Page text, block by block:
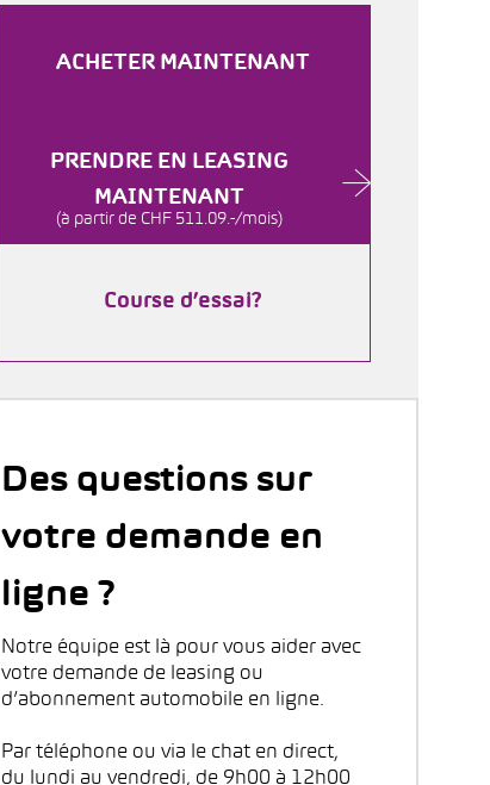
ACHETER MAINTENANT
PRENDRE EN LEASING
MAINTENANT
(à partir de CHF 511.09.-/mois)
Course d’essai?
Des questions sur
votre demande en
ligne ?
Notre équipe est là pour vous aider avec
votre demande de leasing ou
d’abonnement automobile en ligne.
Par téléphone ou via le chat en direct,
du lundi au vendredi, de 9h00 à 12h00